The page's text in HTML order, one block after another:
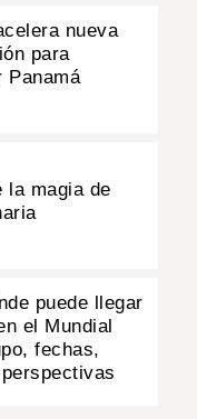
nueva
para
Panamá
la magia de
puede llegar
el Mundial
fechas,